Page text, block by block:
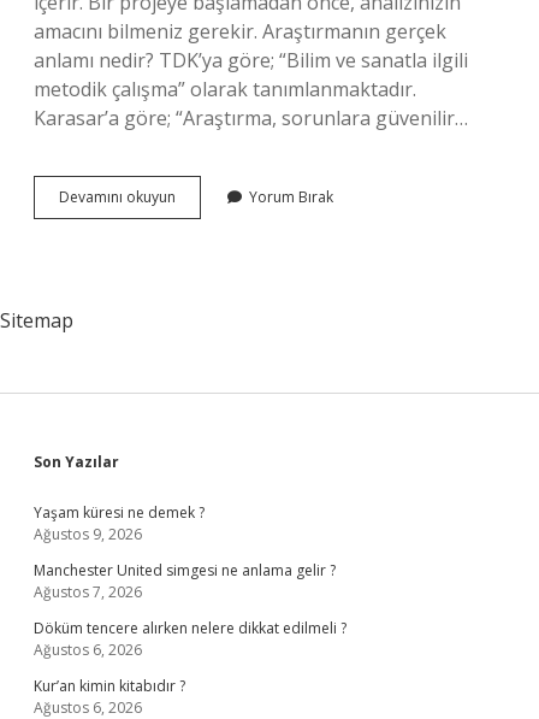
amacını bilmeniz gerekir. Araştırmanın gerçek
anlamı nedir? TDK’ya göre; “Bilim ve sanatla ilgili
metodik çalışma” olarak tanımlanmaktadır.
Karasar’a göre; “Araştırma, sorunlara güvenilir…
Devamını okuyun Araştırma
Nedir
Yorum Bırak
Sitemap
Sidebar
Son Yazılar
Yaşam küresi ne demek ?
Ağustos 9, 2026
Manchester United simgesi ne anlama gelir ?
Ağustos 7, 2026
Döküm tencere alırken nelere dikkat edilmeli ?
Ağustos 6, 2026
Kur’an kimin kitabıdır ?
Ağustos 6, 2026